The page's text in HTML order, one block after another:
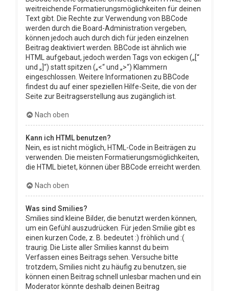
weitreichende Formatierungsmöglichkeiten für deinen
Text gibt. Die Rechte zur Verwendung von BBCode
werden durch die Board-Administration vergeben,
können jedoch auch durch dich für jeden einzelnen
Beitrag deaktiviert werden. BBCode ist ähnlich wie
HTML aufgebaut, jedoch werden Tags von eckigen („[“
und „]“) statt spitzen („<“ und „>“) Klammern
eingeschlossen. Weitere Informationen zu BBCode
findest du auf einer speziellen Hilfe-Seite, die von der
Seite zur Beitragserstellung aus zugänglich ist.
Nach oben
Kann ich HTML benutzen?
Nein, es ist nicht möglich, HTML-Code in Beiträgen zu
verwenden. Die meisten Formatierungsmöglichkeiten,
die HTML bietet, können über BBCode erreicht werden.
Nach oben
Was sind Smilies?
Smilies sind kleine Bilder, die benutzt werden können,
um ein Gefühl auszudrücken. Für jeden Smilie gibt es
einen kurzen Code, z. B. bedeutet :) fröhlich und :(
traurig. Die Liste aller Smilies kannst du beim
Verfassen eines Beitrags sehen. Versuche bitte
trotzdem, Smilies nicht zu häufig zu benutzen, sie
können einen Beitrag schnell unlesbar machen und ein
Moderator könnte deshalb deinen Beitrag